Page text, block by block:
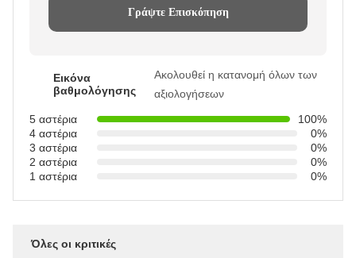
Γράψτε Επισκόπηση
Εικόνα
βαθμολόγησης
Ακολουθεί η κατανομή όλων των
αξιολογήσεων
5 αστέρια
100%
4 αστέρια
0%
3 αστέρια
0%
2 αστέρια
0%
1 αστέρια
0%
Όλες οι κριτικές